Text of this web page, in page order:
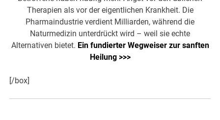
Therapien als vor der eigentlichen Krankheit. Die
Pharmaindustrie verdient Milliarden, während die
Naturmedizin unterdrückt wird – weil sie echte
Alternativen bietet. Ein fundierter Wegweiser zur sanften
Heilung >>>
[/box]